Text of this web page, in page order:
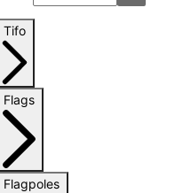
Tifo
Flags
Flagpoles